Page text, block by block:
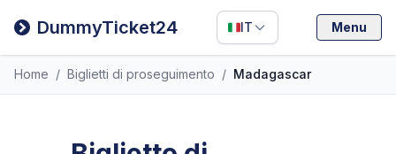
DummyTicket24 IT
Filipino
Deutsch
Español
Menu
Home / Biglietti di proseguimento / Madagascar